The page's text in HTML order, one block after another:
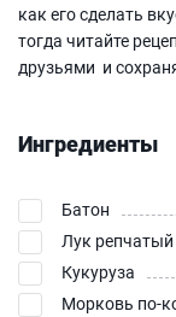
как его сделать
тогда читайте
друзьями и
Ингредиенты
Батон
Лук репчатый
Кукуруза
Морковь по-